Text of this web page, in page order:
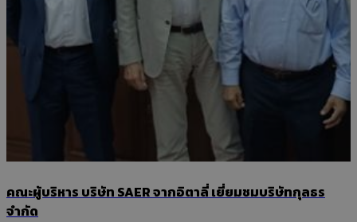
คณะผู้บริหาร บริษัท SAER จากอิตาลี่ เยี่ยมชมบริษัทกุลธร
จำกัด